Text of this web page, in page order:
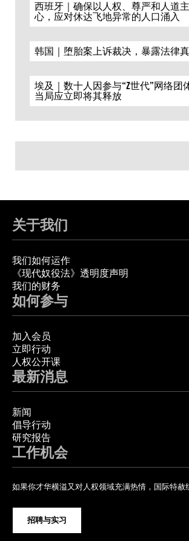
西班牙｜确保以人权、尊严和人道
心，应对休达飞地异常的人口涌入
韩国｜堕胎案上诉裁决，暴露法律
埃及｜数十人因参与“Z世代”网络团
当局应立即将其释放
关于我们
我们如何运作
《现代奴役法》透明度声明
我们的财务
如何参与
加入会员
立即行动
人权公开课
最新消息
新闻
倡导行动
研究报告
工作机会
如果你才华横溢又对人权领域充满热情，国际特赦
招聘与实习